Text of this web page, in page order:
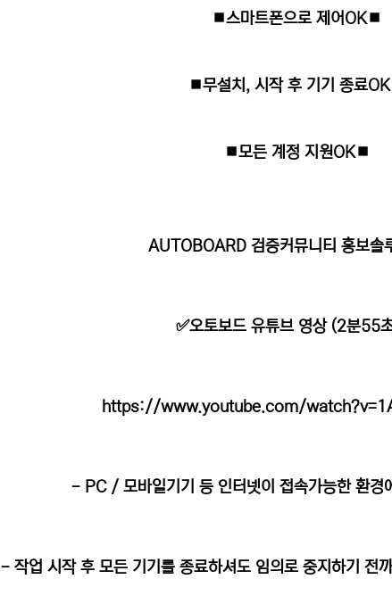
⏹스마트폰으로 제어OK⏹
⏹무설치, 시작 후 기기 종료
⏹모든 계정 지원OK⏹
AUTOBOARD 검증커뮤니티 홍보솔
✅오토보드 유튜브 영상 (2분55
https://www.youtube.com/
- PC / 모바일기기 등 인터넷이 접속가능한 환경
- 작업 시작 후 모든 기기를 종료하셔도 임의로 중지하기 전